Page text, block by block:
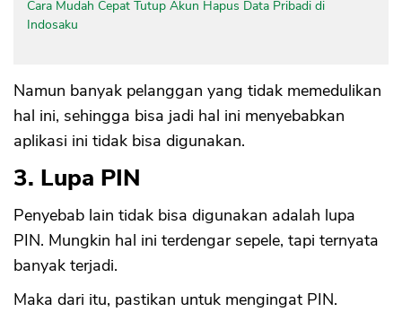
Cara Mudah Cepat Tutup Akun Hapus Data Pribadi di
Indosaku
Namun banyak pelanggan yang tidak memedulikan
hal ini, sehingga bisa jadi hal ini menyebabkan
aplikasi ini tidak bisa digunakan.
3. Lupa PIN
Penyebab lain tidak bisa digunakan adalah lupa
PIN. Mungkin hal ini terdengar sepele, tapi ternyata
banyak terjadi.
Maka dari itu, pastikan untuk mengingat PIN.